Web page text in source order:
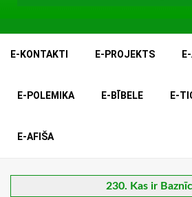
E-KONTAKTI E-PROJEKTS
E-POLEMIKA E-BĪBELE E-
E-AFIŠA
230. Kas ir